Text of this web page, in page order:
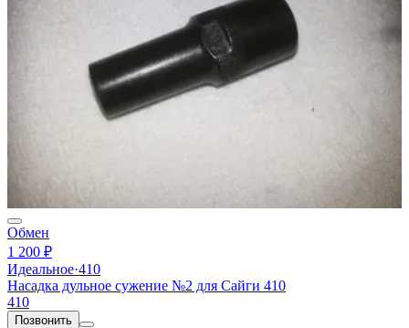
Обмен
1 200 ₽
Идеальное·410
Насадка дульное сужение №2 для Сайги 410
410
Позвонить